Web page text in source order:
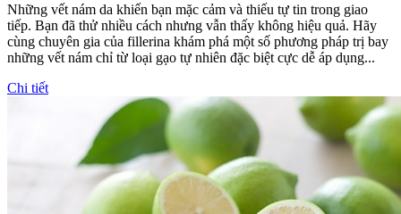
Những vết nám da khiến bạn mặc cảm và thiếu tự tin trong giao
tiếp. Bạn đã thử nhiều cách nhưng vẫn thấy không hiệu quả. Hãy
cùng chuyên gia của fillerina khám phá một số phương pháp trị bay
những vết nám chỉ từ loại gạo tự nhiên đặc biệt cực dễ áp dụng...
Chi tiết